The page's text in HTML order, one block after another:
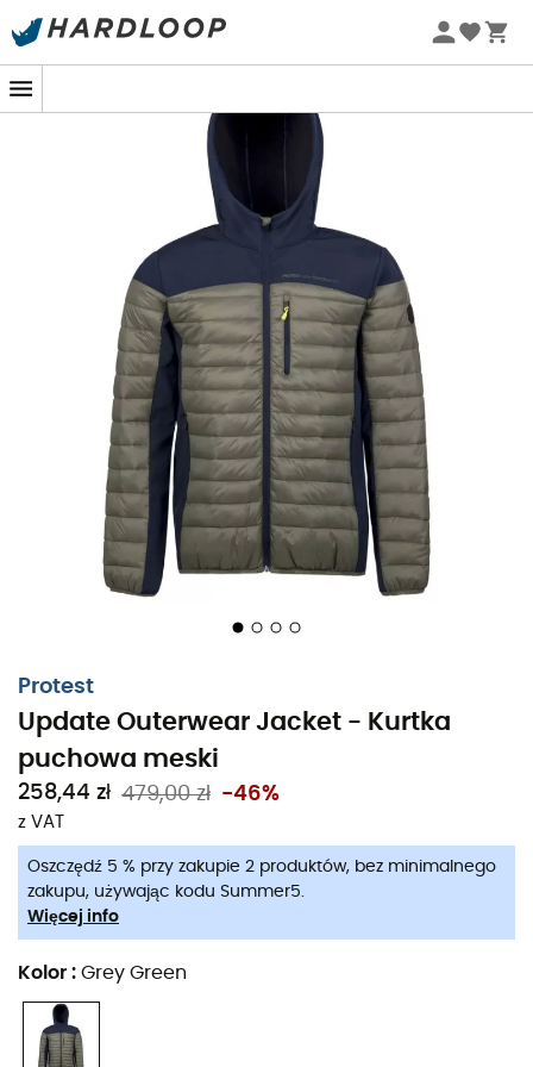
Letnie promocje 🔥 -5% DODATKOWO przy zakupie 2
Protest
Update Outerwear Jacket - Kurtka
puchowa meski
258,44 zł 479,00 zł -46%
z VAT
Oszczędź 5 % przy zakupie 2 produktów, bez minimalnego
zakupu, używając kodu Summer5.
Więcej info
Kolor : Grey Green
Kurtka puchowa Update Outerwear Jacket
zaprojektowana przez markę
idealna zarówno jakowarstwa izolacyjna, jak i jako
kurtka zewnętrzna, gdy temperatury są łagodne.
Lekka, kompresyjna i wyposażona w
model, który skutecznie odprowadza wilgoć.
Zachwyci Cię jej prosty i kolorowy design, a także boczne
i przednie kieszenie, niemal niewidoczne, które pozwalają